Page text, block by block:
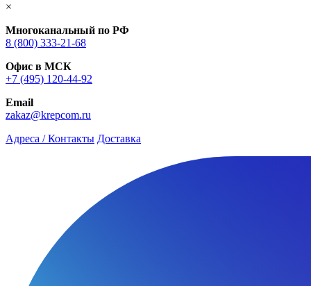
×
Многоканальный по РФ
8 (800) 333‑21-68
Офис в МСК
+7 (495) 120-44-92
Email
zakaz@krepcom.ru
Адреса / Контакты Доставка